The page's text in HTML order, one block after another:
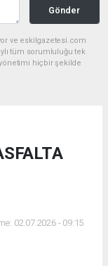
Gönder
ve eskilgazetesi.com
tüm sorumluluğu tek
yönetimi hiçbir şekilde
02.07.2026 - 09:15